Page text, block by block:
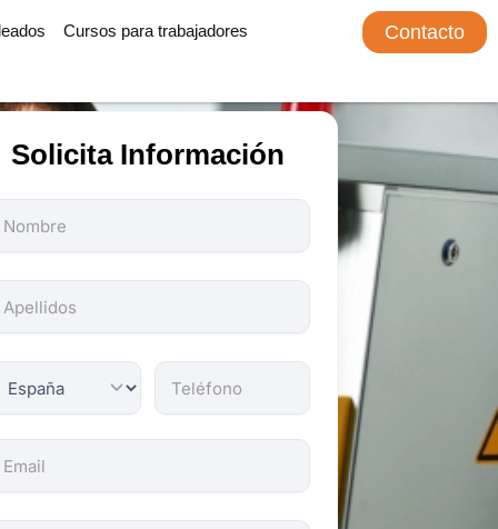
Cursos para trabajadores Contacto
Solicita Información